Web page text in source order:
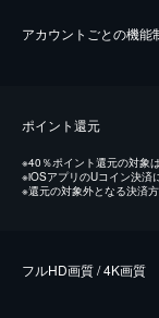
アカウントごとの機能
ポイント還元
※40％ポイント還元の対象
※iOSアプリのUコイン決済
※還元の対象外となる決済
フルHD画質 / 4K画質